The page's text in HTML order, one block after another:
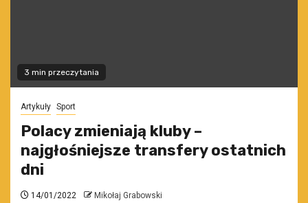
3 min przeczytania
Artykuły Sport
Polacy zmieniają kluby –
najgłośniejsze transfery ostatnich
dni
14/01/2022 Mikołaj Grabowski